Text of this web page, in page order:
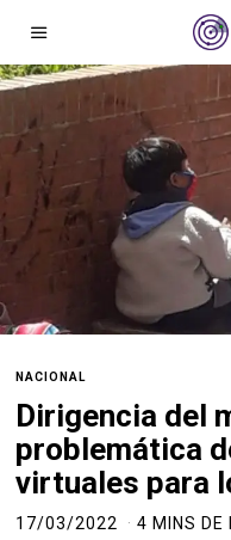
NACIONAL
Dirigencia del
problemática
virtuales para
17/03/2022 4 MINS DE